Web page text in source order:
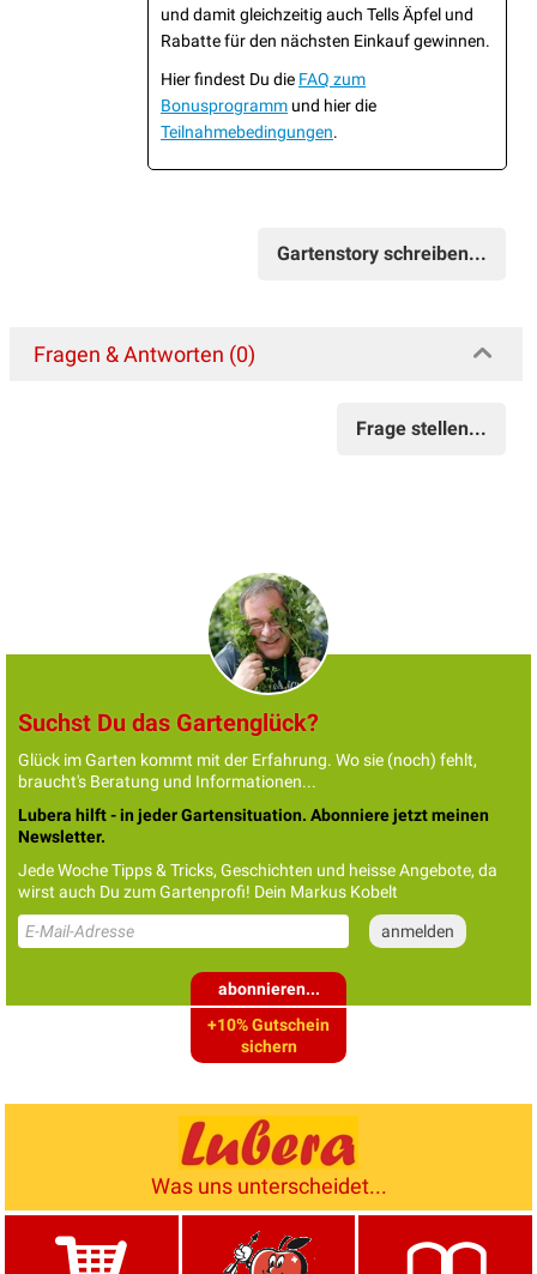
und damit gleichzeitig auch Tells Äpfel und
Rabatte für den nächsten Einkauf gewinnen.
Hier findest Du die FAQ zum
Bonusprogramm und hier die
Teilnahmebedingungen.
Gartenstory schreiben...
Fragen & Antworten (0)
Frage stellen...
Suchst Du das Gartenglück?
Glück im Garten kommt mit der Erfahrung. Wo sie (noch) fehlt,
braucht's Beratung und Informationen...
Lubera hilft - in jeder Gartensituation. Abonniere jetzt meinen
Newsletter.
Jede Woche Tipps & Tricks, Geschichten und heisse Angebote, da
wirst auch Du zum Gartenprofi! Dein Markus Kobelt
abonnieren...
+10% Gutschein
sichern
Was uns unterscheidet...